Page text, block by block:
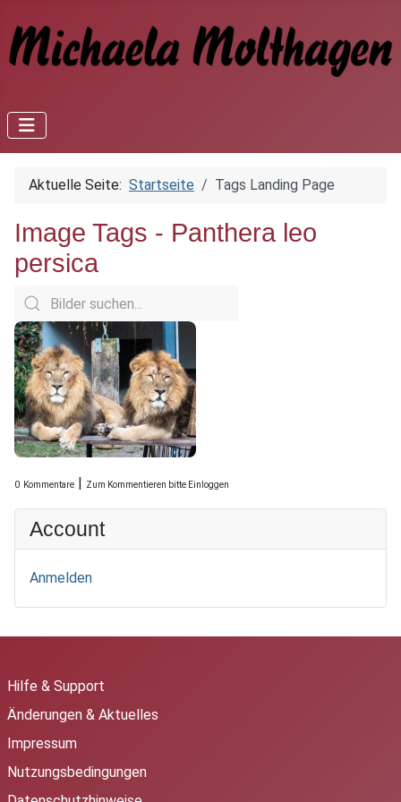
Aktuelle Seite: Startseite Tags Landing Page
Image Tags - Panthera leo
persica
0 Kommentare | Zum Kommentieren bitte Einloggen
Account
Anmelden
Hilfe & Support
Änderungen & Aktuelles
Impressum
Nutzungsbedingungen